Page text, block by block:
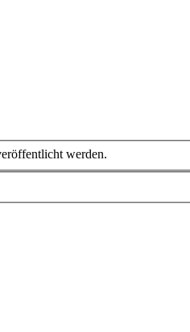
werden.